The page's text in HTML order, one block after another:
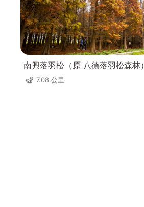
南興落羽松（原 八德落羽松森林）
7.08 公里